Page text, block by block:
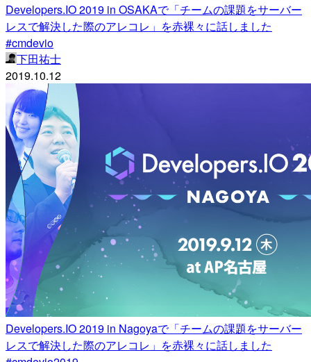
Developers.IO 2019 in OSAKAで「チームの課題をサーバー
レスで解決した際のアレコレ」を赤裸々に話しました
#cmdevio
下田祐士
2019.10.12
Developers.IO 2019 in Nagoyaで「チームの課題をサーバー
レスで解決した際のアレコレ」を赤裸々に話しました